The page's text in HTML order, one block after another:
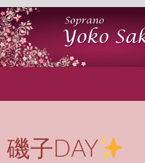
磯子DAY